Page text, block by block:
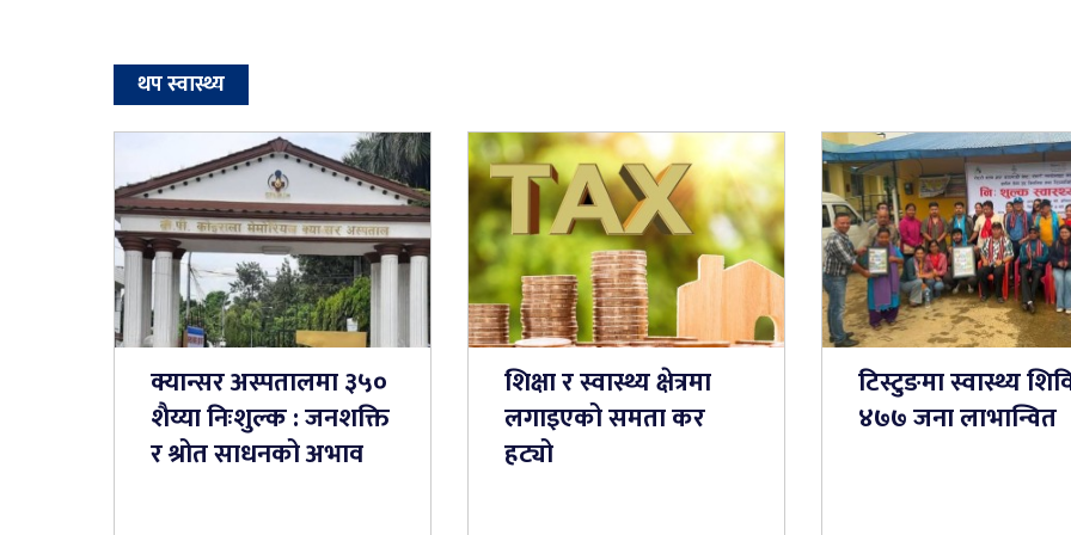
थप स्वास्थ्य
क्यान्सर अस्पतालमा ३५०
शैय्या निःशुल्क : जनशक्ति
र श्रोत साधनको अभाव
शिक्षा र स्वास्थ्य क्षेत्रमा
लगाइएको समता कर
हट्यो
टिस्टुङमा स्वास्थ्य
४७७ जना लाभान्वित